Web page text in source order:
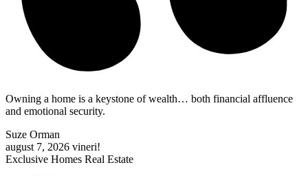
Owning a home is a keystone of wealth… both financial affluence
and emotional security.
Suze Orman
august 7, 2026 vineri!
Exclusive Homes Real Estate